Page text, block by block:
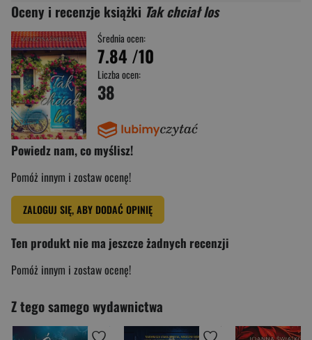
Oceny i recenzje książki Tak chciał los
Średnia ocen:
7.84 /10
Liczba ocen:
38
Powiedz nam, co myślisz!
Pomóż innym i zostaw ocenę!
ZALOGUJ SIĘ, ABY DODAĆ OPINIĘ
Ten produkt nie ma jeszcze żadnych recenzji
Pomóż innym i zostaw ocenę!
Z tego samego wydawnictwa